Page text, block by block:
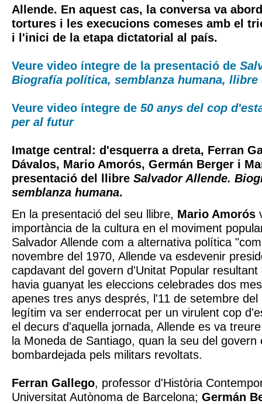
Allende. En aquest cas, la conversa va
tortures i les execucions comeses amb el
i l'inici de la etapa dictatorial al país.
Veure video íntegre de la presentació de
Biografía política, semblanza humana, llibre
Veure video íntegre de 50 anys del cop
per al futur
Imatge central: d'esquerra a dreta, Ferran
Dávalos, Mario Amorós, Germán Berger i
presentació del llibre Salvador Allende.
semblanza humana.
En la presentació del seu llibre, Mario Amorós
importància de la cultura en el moviment
Salvador Allende com a alternativa política
novembre del 1970, Allende va esdevenir
capdavant del govern d'Unitat Popular resultant
havia guanyat les eleccions celebrades dos
apenes tres anys després, l'11 de setembre
legítim va ser enderrocat per un virulent cop
el decurs d'aquella jornada, Allende es va
la Moneda de Santiago, quan la seu del govern
bombardejada pels militars revoltats.
Ferran Gallego, professor d'Història
Universitat Autònoma de Barcelona; Germán